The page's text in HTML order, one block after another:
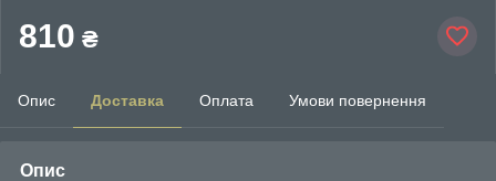
810 ₴
Опис Доставка Оплата Умови повернення
Опис